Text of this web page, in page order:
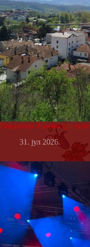
Владичин Хан на три реке
31. јул 2026.